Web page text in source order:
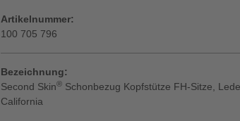
Artikelnummer:
100 705 796
Bezeichnung:
Second Skin® Schonbezug Kopfstütze FH-Sitze,
California